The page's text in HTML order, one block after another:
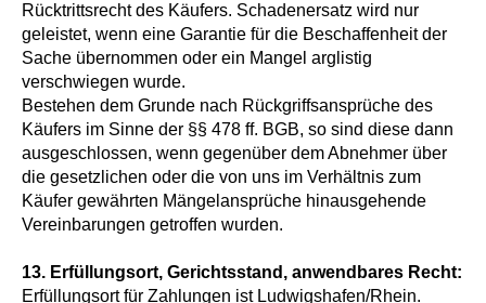
Rücktrittsrecht des Käufers. Schadenersatz wird nur
geleistet, wenn eine Garantie für die Beschaffenheit der
Sache übernommen oder ein Mangel arglistig
verschwiegen wurde.
Bestehen dem Grunde nach Rückgriffsansprüche des
Käufers im Sinne der §§ 478 ff. BGB, so sind diese dann
ausgeschlossen, wenn gegenüber dem Abnehmer über
die gesetzlichen oder die von uns im Verhältnis zum
Käufer gewährten Mängelansprüche hinausgehende
Vereinbarungen getroffen wurden.
13. Erfüllungsort, Gerichtsstand, anwendbares Recht:
Erfüllungsort für Zahlungen ist Ludwigshafen/Rhein.